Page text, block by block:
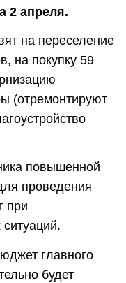
2 апреля.
на переселение
на покупку 59
(отремонтируют
повышенной
проведения
при
главного
будет